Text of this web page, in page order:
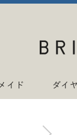
イド ダイ